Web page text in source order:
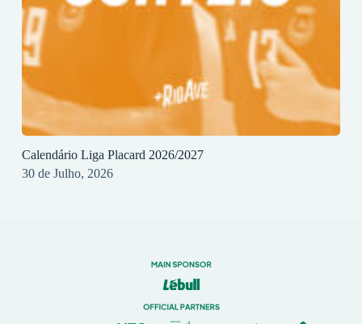
Calendário Liga Placard 2026/2027
30 de Julho, 2026